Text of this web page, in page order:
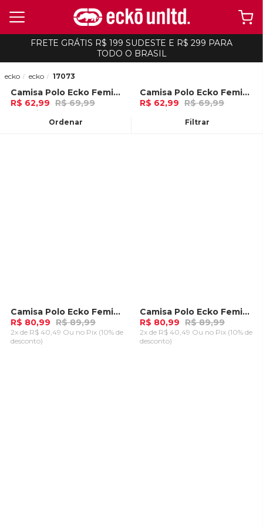
FRETE GRÁTIS R$ 199 SUDESTE E R$ 299 PARA
TODO O BRASIL
Ordenar Filtrar
ecko ecko 17073
-10%
Camisa Polo Ecko Feminina Boche Preta
R$ 62,99 R$ 69,99
2x de R$ 31,49 Ou
-10%
Camisa Polo Ecko Feminina Boche Cinza Mescla
R$ 62,99 R$ 69,99
2x de R$ 31,49 Ou
-10%
Camisa Polo Ecko Feminina Chave Coral
R$ 80,99 R$ 89,99
2x de R$ 40,49 Ou no Pix (10% de
desconto)
-10%
Camisa Polo Ecko Feminina Chave Preta
R$ 80,99 R$ 89,99
2x de R$ 40,49 Ou no Pix (10% de
desconto)